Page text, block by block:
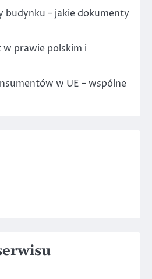
budynku – jakie dokumenty
prawie polskim i
w UE – wspólne